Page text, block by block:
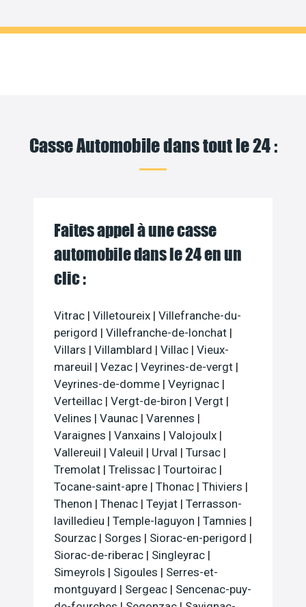
Casse Automobile dans tout le 24 :
Faites appel à une casse
automobile dans le 24 en un
clic :
Vitrac | Villetoureix | Villefranche-du-
perigord | Villefranche-de-lonchat |
Villars | Villamblard | Villac | Vieux-
mareuil | Vezac | Veyrines-de-vergt |
Veyrines-de-domme | Veyrignac |
Verteillac | Vergt-de-biron | Vergt |
Velines | Vaunac | Varennes |
Varaignes | Vanxains | Valojoulx |
Vallereuil | Valeuil | Urval | Tursac |
Tremolat | Trelissac | Tourtoirac |
Tocane-saint-apre | Thonac | Thiviers |
Thenon | Thenac | Teyjat | Terrasson-
lavilledieu | Temple-laguyon | Tamnies |
Sourzac | Sorges | Siorac-en-perigord |
Siorac-de-riberac | Singleyrac |
Simeyrols | Sigoules | Serres-et-
montguyard | Sergeac | Sencenac-puy-